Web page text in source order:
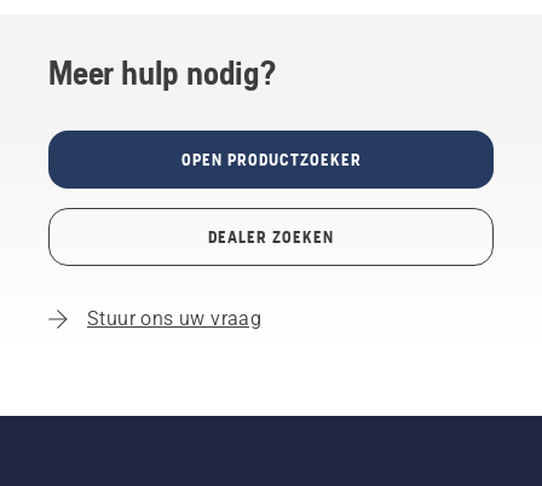
Meer hulp nodig?
OPEN PRODUCTZOEKER
DEALER ZOEKEN
Stuur ons uw vraag